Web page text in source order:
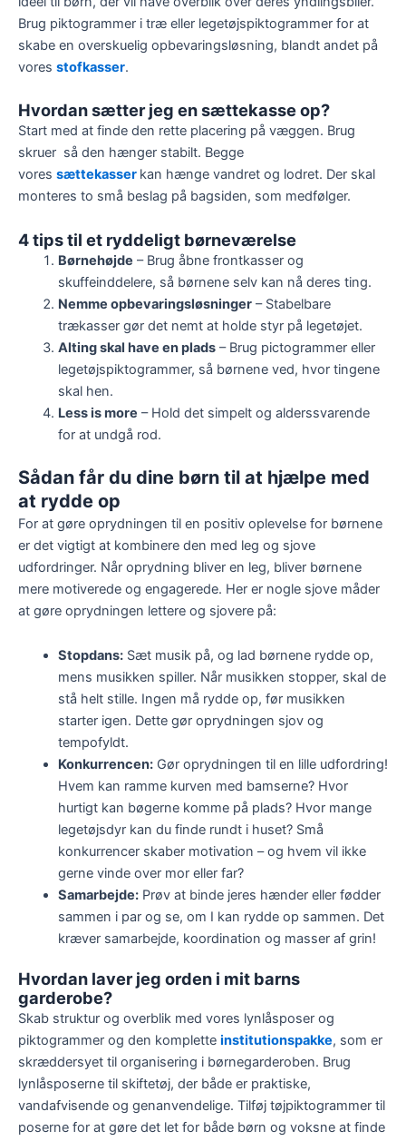
Brug piktogrammer i træ eller legetøjspiktogrammer for at
skabe en overskuelig opbevaringsløsning, blandt andet på
vores stofkasser.
Hvordan sætter jeg en sættekasse op?
Start med at finde den rette placering på væggen. Brug
skruer så den hænger stabilt. Begge
vores sættekasser kan hænge vandret og lodret. Der skal
monteres to små beslag på bagsiden, som medfølger.
4 tips til et ryddeligt børneværelse
Børnehøjde – Brug åbne frontkasser og
skuffeinddelere, så børnene selv kan nå deres ting.
Nemme opbevaringsløsninger– Stabelbare
trækasser gør det nemt at holde styr på legetøjet.
Alting skal have en plads– Brug pictogrammer eller
legetøjspiktogrammer, så børnene ved, hvor tingene
skal hen.
Less is more – Hold det simpelt og alderssvarende
for at undgå rod.
Sådan får du dine børn til at hjælpe med
at rydde op
For at gøre oprydningen til en positiv oplevelse for børnene
er det vigtigt at kombinere den med leg og sjove
udfordringer. Når oprydning bliver en leg, bliver børnene
mere motiverede og engagerede. Her er nogle sjove måder
at gøre oprydningen lettere og sjovere på:
Stopdans:Sæt musik på, og lad børnene rydde op,
mens musikken spiller. Når musikken stopper, skal de
stå helt stille. Ingen må rydde op, før musikken
starter igen. Dette gør oprydningen sjov og
tempofyldt.
Konkurrencen:Gør oprydningen til en lille udfordring!
Hvem kan ramme kurven med bamserne? Hvor
hurtigt kan bøgerne komme på plads? Hvor mange
legetøjsdyr kan du finde rundt i huset? Små
konkurrencer skaber motivation – og hvem vil ikke
gerne vinde over mor eller far?
Samarbejde:Prøv at binde jeres hænder eller fødder
sammen i par og se, om I kan rydde op sammen. Det
kræver samarbejde, koordination og masser af grin!
Hvordan laver jeg orden i mit barns
garderobe?
Skab struktur og overblik med vores lynlåsposer og
piktogrammer og den komplette institutionspakke, som er
skræddersyet til organisering i børnegarderoben. Brug
lynlåsposerne til skiftetøj, der både er praktiske,
vandafvisende og genanvendelige. Tilføj tøjpiktogrammer til
poserne for at gøre det let for både børn og voksne at finde